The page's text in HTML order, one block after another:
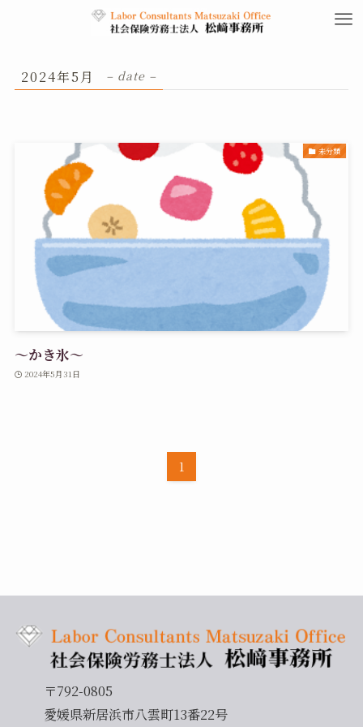
2024年5月 – date –
未分類
～かき氷～
2024年5月31日
1
〒792-0805
愛媛県新居浜市八雲町13番22号